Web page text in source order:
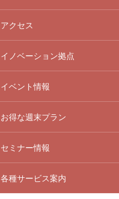
アクセス
イノベーション拠点
イベント情報
お得な週末プラン
セミナー情報
各種サービス案内